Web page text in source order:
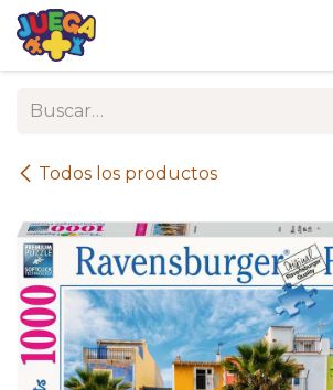
Ir al contenido
Todos los productos